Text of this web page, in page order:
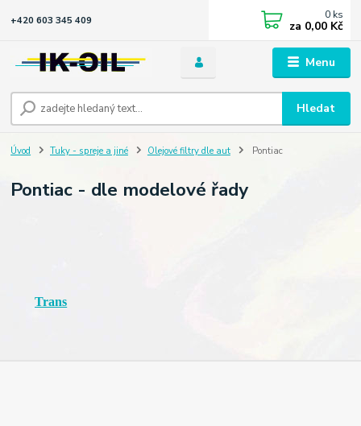
Menu
Hledat
+420 603 345 409 0 ks
za 0,00 Kč
Úvod Tuky - spreje a jiné Olejové filtry dle aut Pontiac
Pontiac - dle modelové řady
Trans